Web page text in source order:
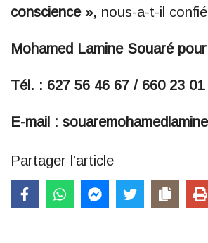
conscience », nous-a-t-il
Mohamed Lamine Souaré
Tél. : 627 56 46 67 / 660 23 01
E-mail :
Partager l'article